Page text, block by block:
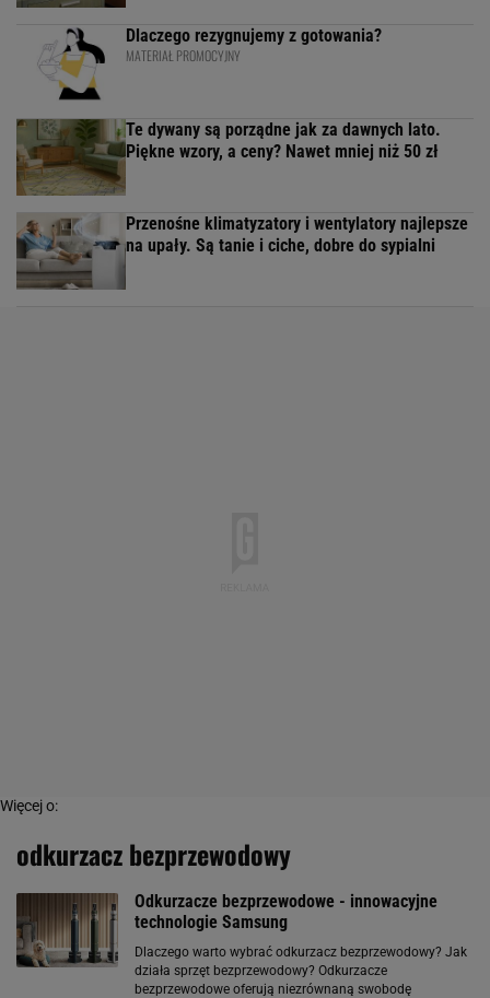
Dlaczego rezygnujemy z gotowania?
MATERIAŁ PROMOCYJNY
Te dywany są porządne jak za dawnych lato.
Piękne wzory, a ceny? Nawet mniej niż 50 zł
Przenośne klimatyzatory i wentylatory najlepsze
na upały. Są tanie i ciche, dobre do sypialni
Więcej o:
odkurzacz bezprzewodowy
Odkurzacze bezprzewodowe - innowacyjne
technologie Samsung
Dlaczego warto wybrać odkurzacz bezprzewodowy? Jak
działa sprzęt bezprzewodowy? Odkurzacze
bezprzewodowe oferują niezrównaną swobodę